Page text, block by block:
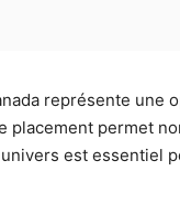
représente une
placement permet
est essentiel